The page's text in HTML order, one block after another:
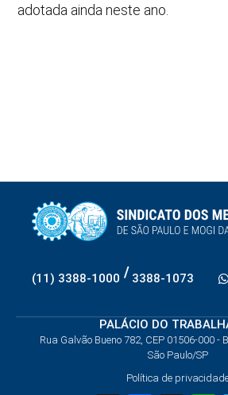
adotada ainda neste ano.
(11) 3388-1000 / 3388-1073
PALÁCIO DO
Rua Galvão Bueno 782, CEP 01506-000 -
São Paulo/SP
Política de